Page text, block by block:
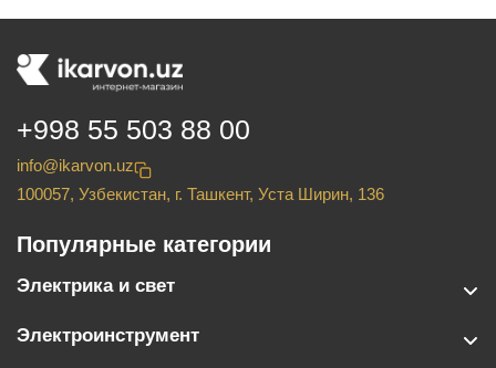
+998 55 503 88 00
info@ikarvon.uz
100057, Узбекистан, г. Ташкент, Уста Ширин, 136
Популярные категории
Электрика и свет
Электроинструмент